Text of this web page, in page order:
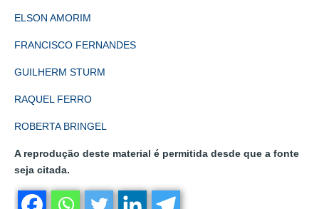
ELSON AMORIM
FRANCISCO FERNANDES
GUILHERM STURM
RAQUEL FERRO
ROBERTA BRINGEL
A reprodução deste material é permitida desde que a fonte
seja citada.